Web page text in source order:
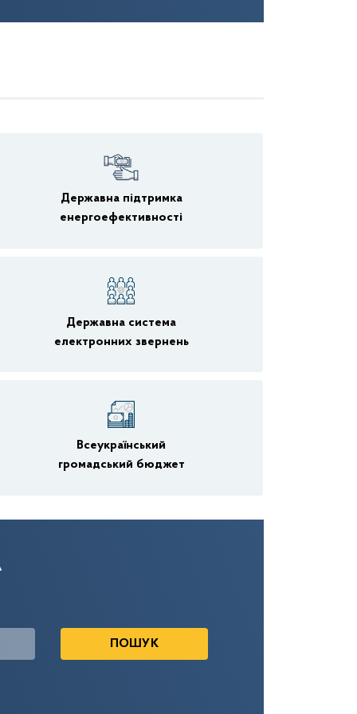
Державна підтримка
енергоефективності
Державна система
електронних звернень
Всеукраїнський
громадський бюджет
ПОШУК